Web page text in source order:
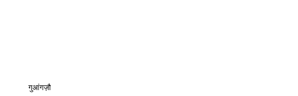
गुआंगज़ौ